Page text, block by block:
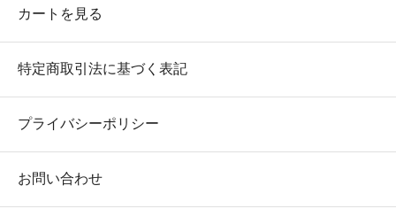
カートを見る
特定商取引法に基づく表記
プライバシーポリシー
お問い合わせ